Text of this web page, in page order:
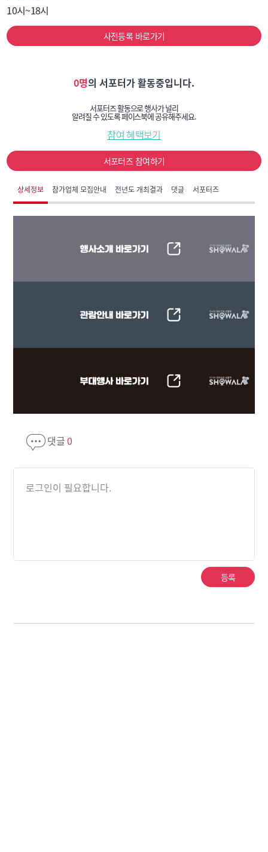
10시~18시
사전등록 바로가기
0명의 서포터가 활동중입니다.
서포터즈 활동으로 행사가 널리
알려질 수 있도록 페이스북에 공유해주세요.
참여 혜택보기
서포터즈 참여하기
상세정보 참가업체 모집안내 전년도 개최결과 댓글 서포터즈
댓글0
로그인이 필요합니다.
등록